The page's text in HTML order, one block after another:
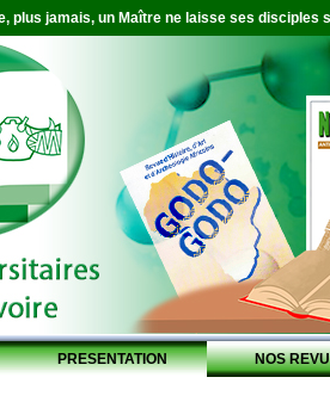
plus jamais, un Maître ne laisse ses disciples
PRESENTATION NOS